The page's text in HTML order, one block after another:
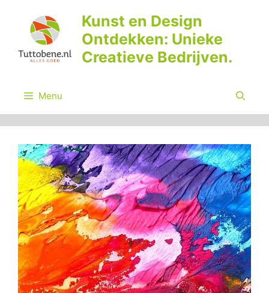
inhoud
Kunst en Design
Ontdekken: Unieke
Creatieve Bedrijven.
Menu